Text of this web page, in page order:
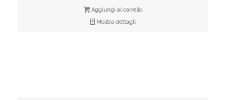
Aggiungi al carrello
Mostra dettagli